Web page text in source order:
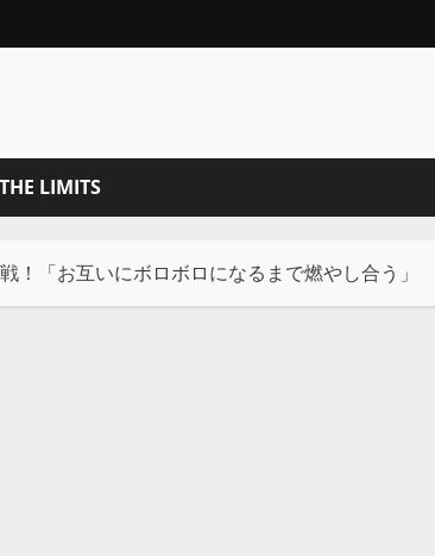
LIMITS
！「お互いにボロボロになるまで燃やし合う」